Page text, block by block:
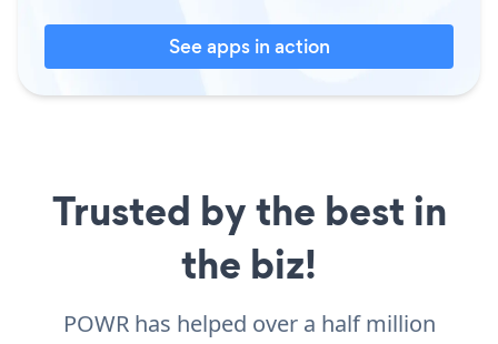
See apps in action
Trusted by the best in
the biz!
POWR has helped over a half million